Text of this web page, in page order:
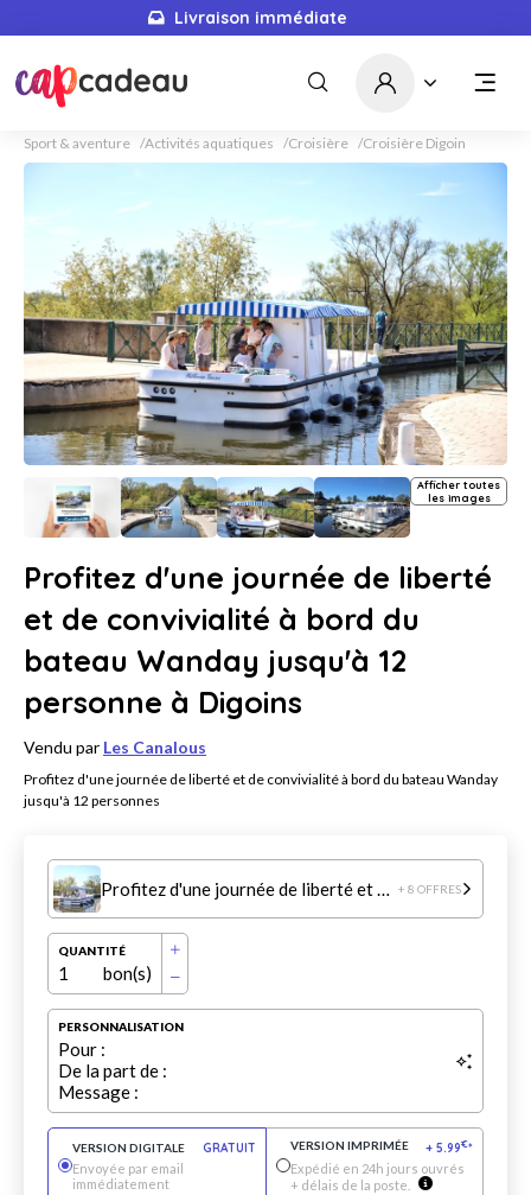
Livraison immédiate
Sport & aventure Activités aquatiques Croisière Croisière Digoin
Afficher toutes
les images
Profitez d'une journée de liberté
et de convivialité à bord du
bateau Wanday jusqu'à 12
personne à Digoins
Vendu par Les Canalous
Profitez d'une journée de liberté et de convivialité à bord du bateau Wanday
jusqu'à 12 personnes
Profitez d'une journée de liberté et de convivialité à bord du bateau Wanday jusqu'à 12 personne à Digoins + 8 OFFRES
QUANTITÉ
1 bon(s)
PERSONNALISATION
Pour :
De la part de :
Message :
VERSION DIGITALE
GRATUIT
Envoyée par email
immédiatement
VERSION IMPRIMÉE + 5.99€*
Expédié en 24h jours ouvrés
+ délais de la poste.